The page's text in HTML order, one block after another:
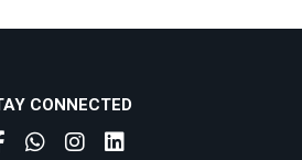
CONNECTED